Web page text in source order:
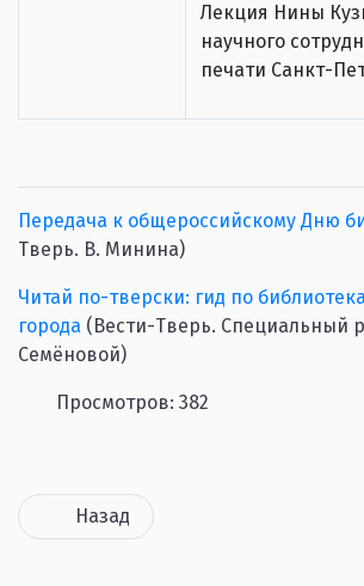
Лекция Нины
научного
печати Санкт-
Передача к общероссийскому Дню
Тверь. В. Минина)
Читай по-тверски: гид по
города (Вести-Тверь. Специальный
Семёновой)
Просмотров: 382
Назад